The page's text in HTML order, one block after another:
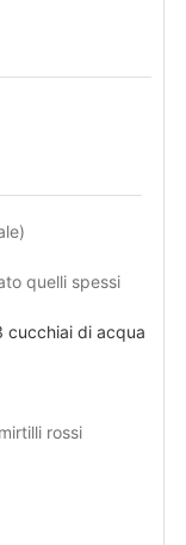
quelli spessi
cucchiai di acqua
rossi